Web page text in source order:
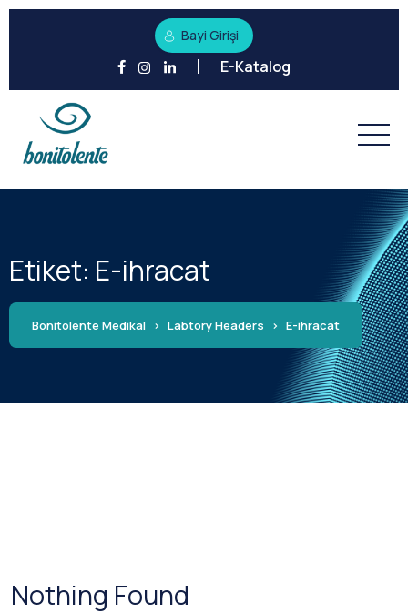
Bayi Girişi
E-Katalog
Etiket: E-ihracat
Bonitolente Medikal > Labtory Headers > E-ihracat
Nothing Found